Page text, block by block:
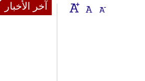
آخر الأخبار